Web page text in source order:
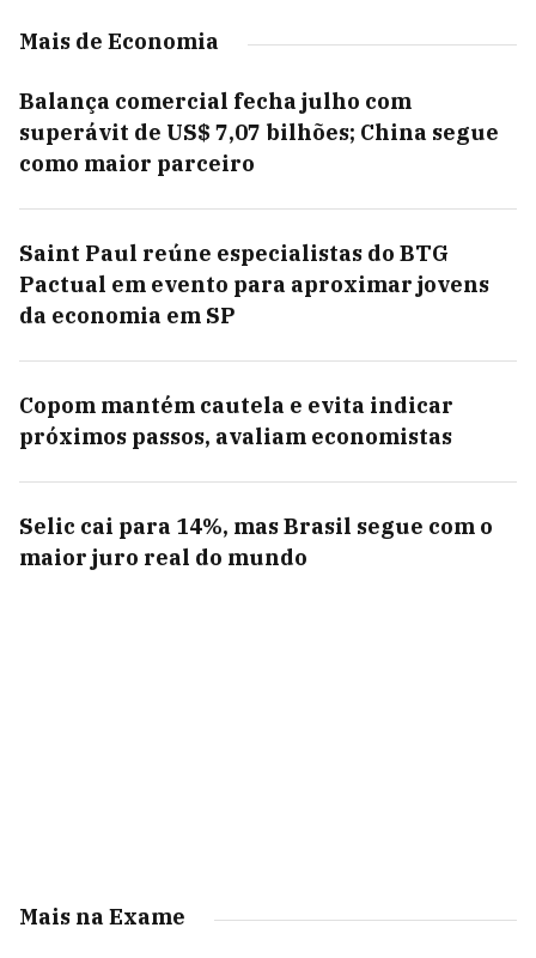
Mais de Economia
Balança comercial fecha julho com
superávit de US$ 7,07 bilhões; China segue
como maior parceiro
Saint Paul reúne especialistas do BTG
Pactual em evento para aproximar jovens
da economia em SP
Copom mantém cautela e evita indicar
próximos passos, avaliam economistas
Selic cai para 14%, mas Brasil segue com o
maior juro real do mundo
Mais na Exame